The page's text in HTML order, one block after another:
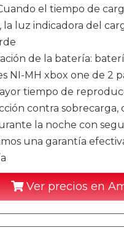
el tiempo de
la luz indicadora del
de la batería:
NI-MH xbox one de 2
tiempo de
contra sobrecarga,
la noche con
una garantía
Ver precios en